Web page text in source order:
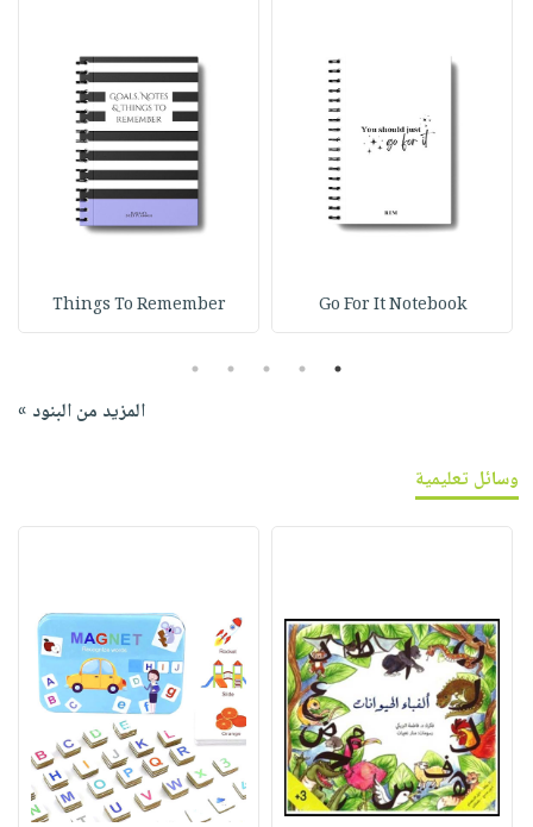
Go For It Notebook
Things To Remember
1
2
3
4
5
المزيد من البنود »
وسائل تعليمية